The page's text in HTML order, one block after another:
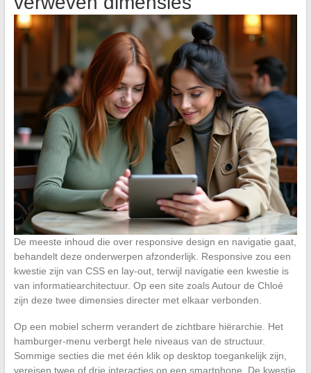
De meeste inhoud die over responsive design en navigatie gaat,
behandelt deze onderwerpen afzonderlijk. Responsive zou een
kwestie zijn van CSS en lay-out, terwijl navigatie een kwestie is
van informatiearchitectuur. Op een site zoals Autour de Chloé
zijn deze twee dimensies directer met elkaar verbonden.
Op een mobiel scherm verandert de zichtbare hiërarchie. Het
hamburger-menu verbergt hele niveaus van de structuur.
Sommige secties die met één klik op desktop toegankelijk zijn,
vereisen twee of drie interacties op een smartphone. De kwestie